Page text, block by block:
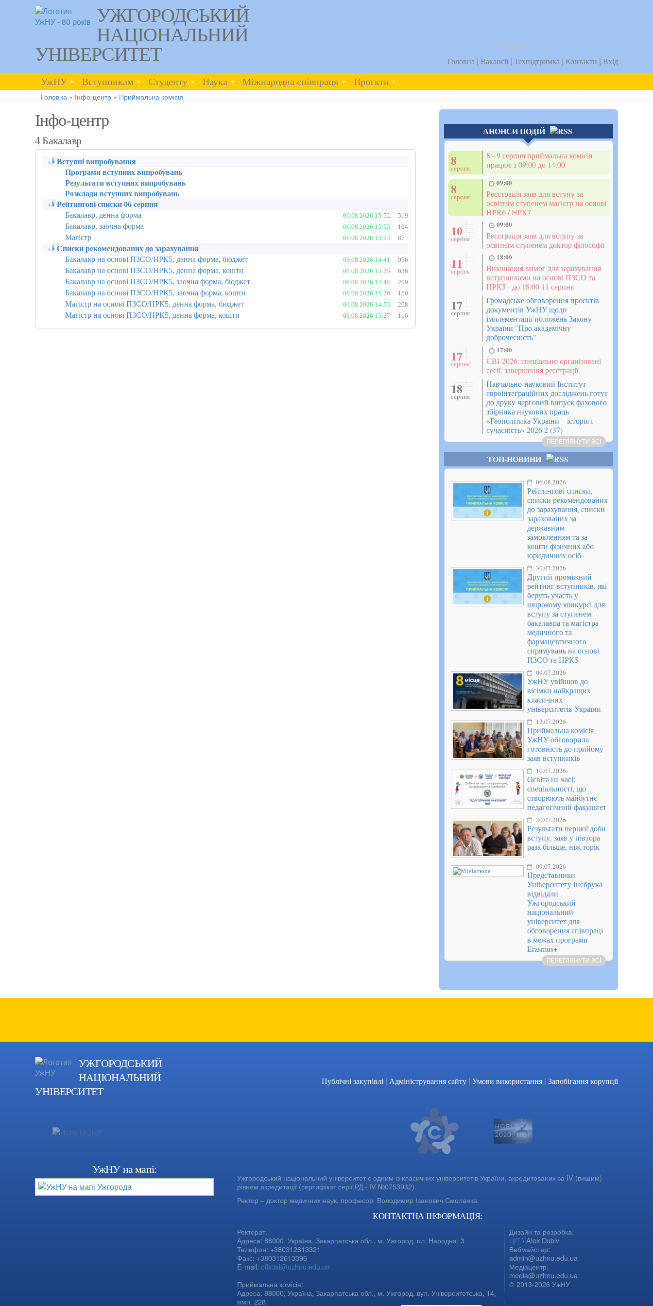
УЖГОРОДСЬКИЙ
НАЦІОНАЛЬНИЙ
УНІВЕРСИТЕТ Головна | Вакансії| Техпідтримка | Контакти | Вхід
УжНУ Вступникам Студенту Наука Міжнародна співпраця Проєкти
Головна » Інфо-центр» Приймальна комісія
Інфо-центр
4 Бакалавр
Вступні випробування
Програми вступних випробувань
Результати вступних випробувань
Розклади вступних випробувань
Рейтингові списки 06 серпня
Бакалавр, денна форма
06.08.2026 15:52 519
Бакалавр, заочна форма 06.08.2026 15:53 104
Магістр 06.08.2026 15:53 87
Списки рекомендованих до зарахування
Бакалавр на основі ПЗСО/НРК5, денна форма, бюджет
06.08.2026 14:41 956
Бакалавр на основі ПЗСО/НРК5, денна форма, кошти 06.08.2026 15:25 636
Бакалавр на основі ПЗСО/НРК5, заочна форма, бюджет 06.08.2026 14:42 209
Бакалавр на основі ПЗСО/НРК5, заочна форма, кошти 06.08.2026 15:26 160
Магістр на основі ПЗСО/НРК5, денна форма, бюджет 06.08.2026 14:53 208
Магістр на основі ПЗСО/НРК5, денна форма, кошти 06.08.2026 15:27 116
АНОНСИ ПОДІЙ
8
серпня
8 - 9 серпня приймальна комісія
працює з 09:00 до 14:00
8
серпня
09:00
Реєстрація заяв для вступу за
освітнім ступенем магістр на основі
НРК6 / НРК7
10
серпня
09:00
Реєстрація заяв для вступу за
освітнім ступенем доктор філософії
11
серпня
18:00
Виконання вимог для зарахування
вступниками на основі ПЗСО та
НРК5 - до 18:00 11 серпня
17
серпня
Громадське обговорення проєктів
документів УжНУ щодо
імплементації положень Закону
України "Про академічну
доброчесність"
17
серпня
17:00
ЄВІ-2026: спеціально організовані
сесії, завершення реєстрації
18
серпня
Навчально-науковий Інститут
євроінтеграційних досліджень готує
до друку черговий випуск фахового
збірника наукових праць
«Геополітика України – історія і
сучасність» 2026 2 (37)
ПЕРЕГЛЯНУТИ ВСІ
ТОП-НОВИНИ
06.08.2026
Рейтингові списки,
списки рекомендованих
до зарахування, списки
зарахованих за
державним
замовленням та за
кошти фізичних або
юридичних осіб
30.07.2026
Другий проміжний
рейтинг вступників, які
беруть участь у
широкому конкурсі для
вступу за ступенем
бакалавра та магістра
медичного та
фармацевтичного
спрямувань на основі
ПЗСО та НРК5
09.07.2026
УжНУ увійшов до
вісімки найкращих
класичних
університетів України
13.07.2026
Приймальна комісія
УжНУ обговорила
готовність до прийому
заяв вступників
10.07.2026
Освіта на часі:
спеціальності, що
створюють майбутнє —
педагогічний факультет
20.07.2026
Результати першої доби
вступу: заяв у півтора
раза більше, ніж торік
09.07.2026
Представники
Університету Інсбрука
відвідали
Ужгородський
національний
університет для
обговорення співпраці
в межах програми
Erasmus+
ПЕРЕГЛЯНУТИ ВСІ
УЖГОРОДСЬКИЙ
НАЦІОНАЛЬНИЙ
УНІВЕРСИТЕТ
Facebook
YouTube
Публічні закупівлі | Адміністрування сайту | Умови використання | Запобігання корупції
УжНУ на мапі:
Ужгородський національний університет є одним із класичних університетів України, акредитованих за IV (вищим)
рівнем акредитації (сертифікат серії РД - IV №0753932).
Ректор – доктор медичних наук, професор Володимир Іванович Смоланка
КОНТАКТНА ІНФОРМАЦІЯ:
Ректорат:
Адреса: 88000, Україна, Закарпатська обл., м. Ужгород, пл. Народна, 3
Телефон: +380312613321
Факс: +380312613396
E-mail: official@uzhnu.edu.ua
Приймальна комісія:
Адреса: 88000, Україна, Закарпатська обл., м. Ужгород, вул. Університетська, 14,
кімн. 228
Дизайн та розробка:
ЦІТ \ Alex Dubiv
Вебмайстер:
admin@uzhnu.edu.ua
Медіацентр:
media@uzhnu.edu.ua
© 2013-2026 УжНУ